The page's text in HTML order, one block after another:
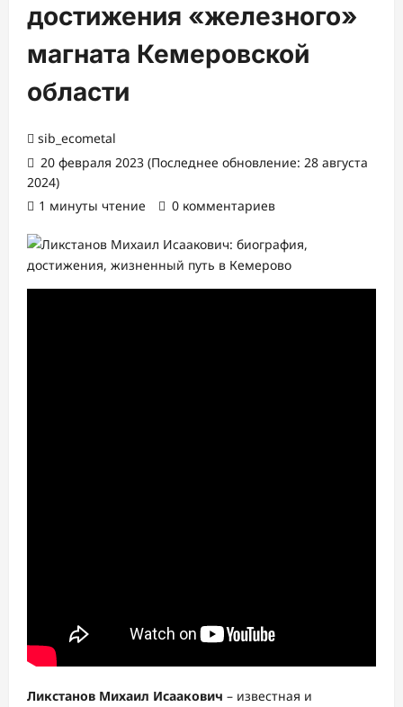
достижения «железного»
магната Кемеровской
области
sib_ecometal
20 февраля 2023 (Последнее обновление: 28 августа
2024)
1 минуты чтение
0 комментариев
Ликстанов Михаил Исаакович – известная и